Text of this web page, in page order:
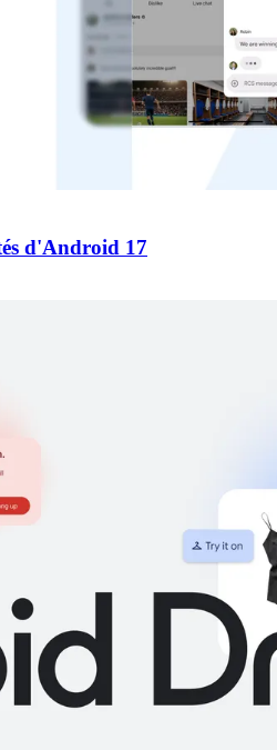
d'Android 17